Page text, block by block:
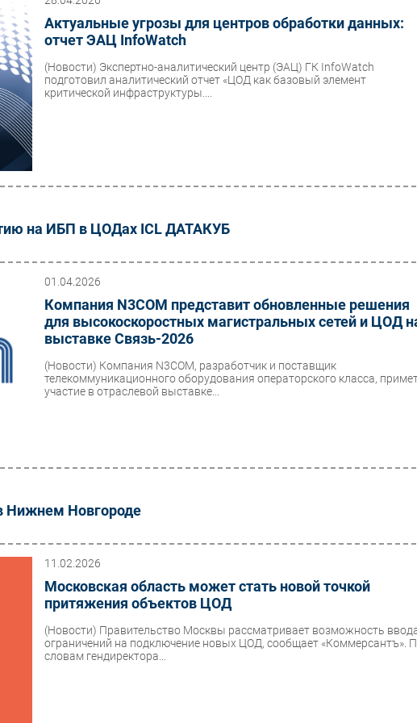
Актуальные угрозы для центров обработки данных:
отчет ЭАЦ InfoWatch
(Новости) Экспертно-аналитический центр (ЭАЦ) ГК InfoWatch
подготовил аналитический отчет «ЦОД как базовый элемент
критической инфраструктуры....
на ИБП в ЦОДах ICL ДАТАКУБ
01.04.2026
Компания N3COM представит обновленные решения
для высокоскоростных магистральных сетей и ЦОД
выставке Связь-2026
(Новости) Компания N3COM, разработчик и поставщик
телекоммуникационного оборудования операторского класса,
участие в отраслевой выставке...
Нижнем Новгороде
11.02.2026
Московская область может стать новой точкой
притяжения объектов ЦОД
(Новости) Правительство Москвы рассматривает возможность
ограничений на подключение новых ЦОД, сообщает «Коммерсантъ».
словам гендиректора...